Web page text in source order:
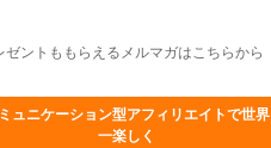
ゼントももらえるメルマガはこちらから
ュニケーション型アフィリエイトで世界
一楽しく